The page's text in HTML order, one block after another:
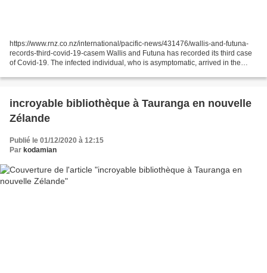
https://www.rnz.co.nz/international/pacific-news/431476/wallis-and-futuna-
records-third-covid-19-casem Wallis and Futuna has recorded its third case
of Covid-19. The infected individual, who is asymptomatic, arrived in the
incroyable bibliothèque à Tauranga en nouvelle
Zélande
Publié le 01/12/2020 à 12:15
Par kodamian